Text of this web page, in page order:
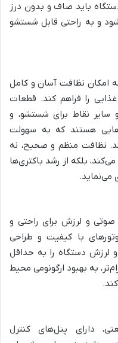
باید صاف و بدون درز
شود و به راحتی قابل شستشو
امکان نظافت آسان و کامل
را فراهم کند. قطعات
سایر نقاط برای شستشو، و
هستند که به سهولت
نظافت منظم و صحیح، نه
بلکه از رشد باکتری‌ها
می‌نماید.
و لرزش برای راحتی و
با کیفیت و طراحی
لرزش دستگاه را به حداقل
به بهبود ارگونومی محیط
دارای پنل‌های کنترل